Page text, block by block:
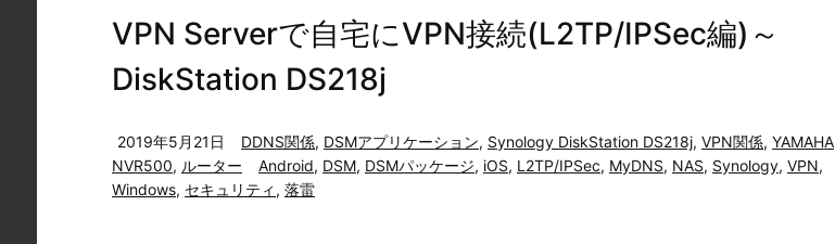
VPN Serverで自宅にVPN接続(L2TP/IPSec編)～
DiskStation DS218j
2019年5月21日 DDNS関係, DSMアプリケーション, Synology DiskStation DS218j, VPN関係, YAMAHA
NVR500, ルーター Android, DSM, DSMパッケージ, iOS, L2TP/IPSec, MyDNS, NAS, Synology, VPN,
Windows, セキュリティ , 落雷